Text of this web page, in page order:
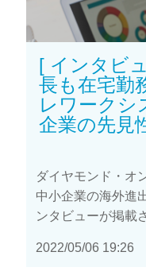
[ インタビ
長も在宅勤
レワークシ
企業の先見
ダイヤモンド・オ
中小企業の海外進
ンタビューが掲載
2022/05/06 19:26